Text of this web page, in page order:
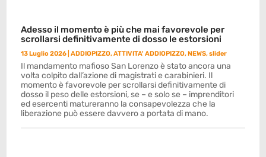
Adesso il momento è più che mai favorevole per
scrollarsi definitivamente di dosso le estorsioni
13 Luglio 2026 |ADDIOPIZZO,ATTIVITA' ADDIOPIZZO, NEWS,slider
Il mandamento mafioso San Lorenzo è stato ancora una
volta colpito dall’azione di magistrati e carabinieri. Il
momento è favorevole per scrollarsi definitivamente di
dosso il peso delle estorsioni, se – e solo se – imprenditori
ed esercenti matureranno la consapevolezza che la
liberazione può essere davvero a portata di mano.